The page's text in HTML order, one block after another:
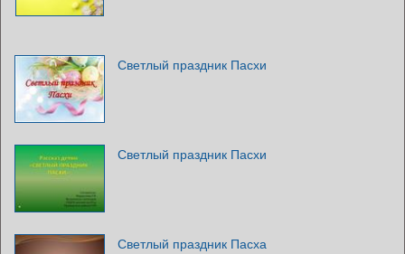
Светлый праздник Пасхи
Светлый праздник Пасхи
Светлый праздник Пасха